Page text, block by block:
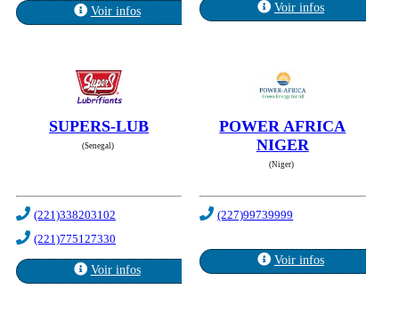
Voir infos Voir infos
SUPERS-LUB
(Senegal)
(221)338203102
(221)775127330
Voir infos
POWER AFRICA
NIGER
(Niger)
(227)99739999
Voir infos